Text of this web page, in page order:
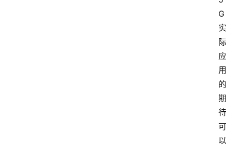
G
实
际
应
用
的
期
待
可
以